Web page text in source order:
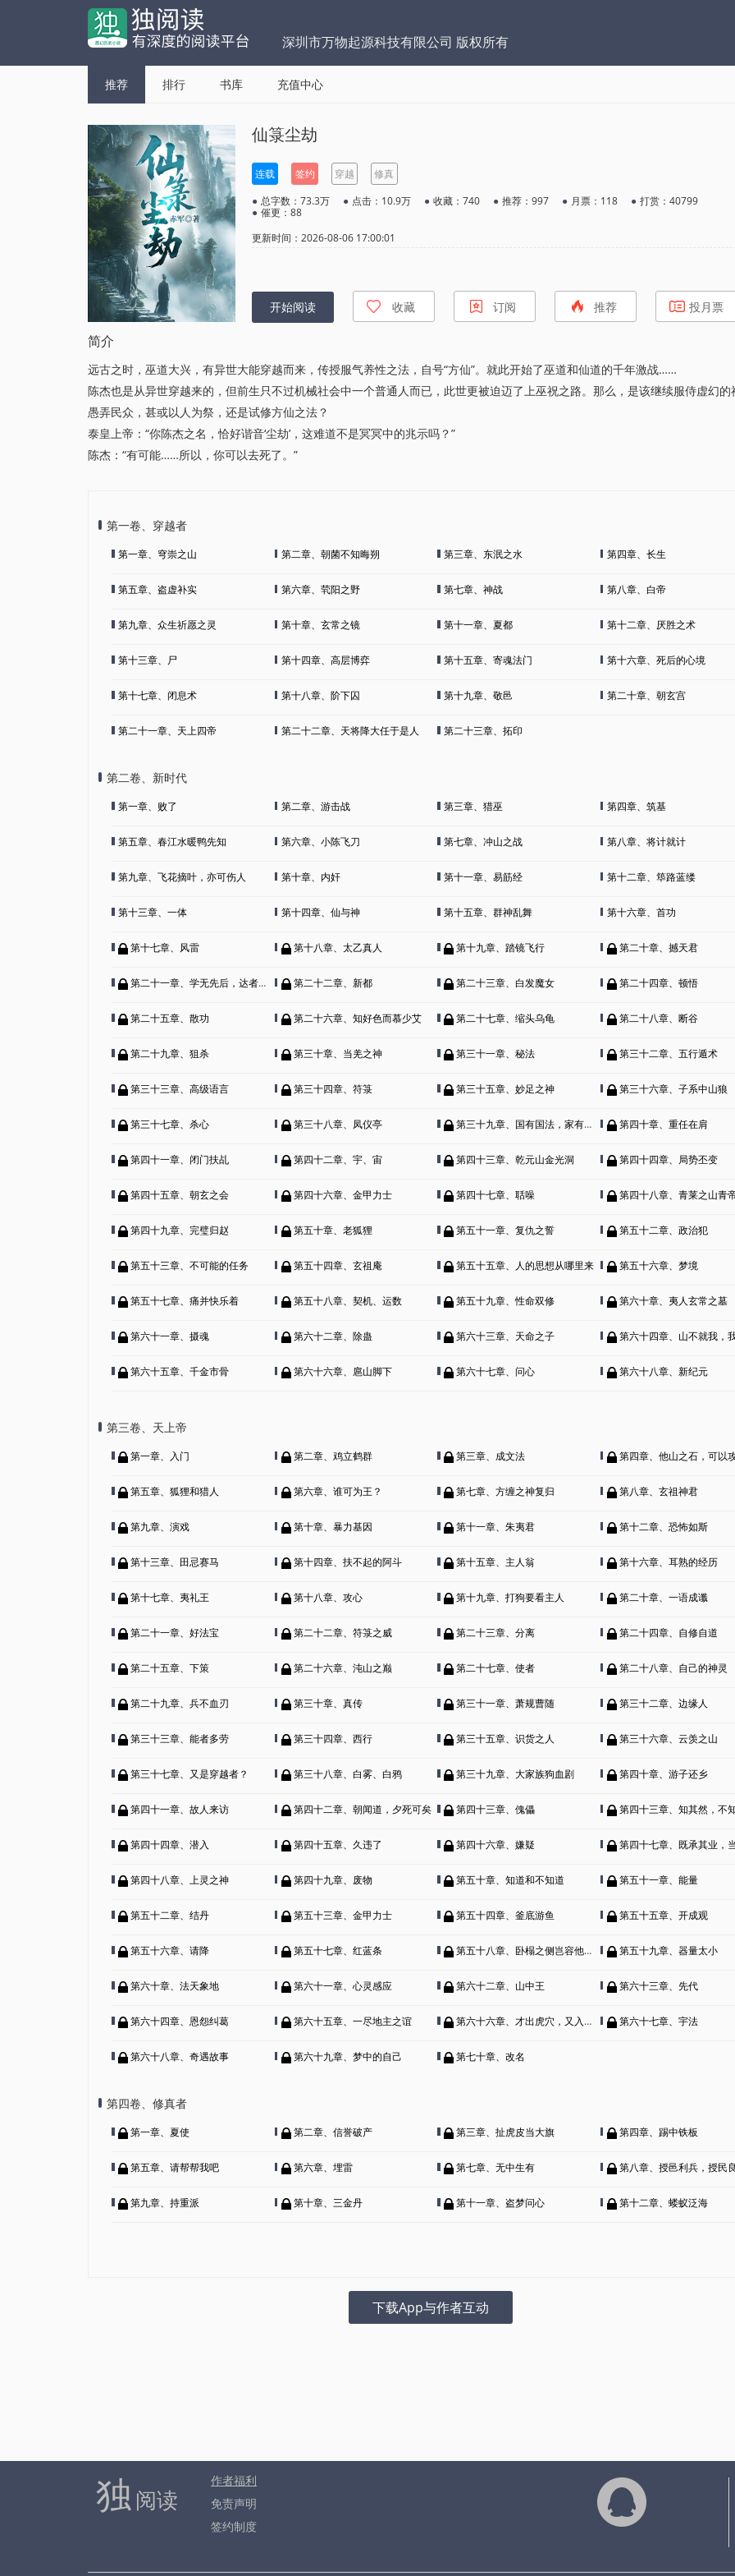
深圳市万物起源科技有限公司 版权所有
推荐 排行 书库 充值中心
仙箓尘劫
连载 签约 穿越
修真
● 总字数：73.3万 ● 点击：10.9万 ● 收藏：740 ● 推荐：997 ● 月票：118 ● 打赏：40799
● 催更：88
更新时间：2026-08-06 17:00:01
开始阅读 收藏 订阅 推荐 投月票
简介
远古之时，巫道大兴，有异世大能穿越而来，传授服气养性之法，自号“方仙”。就此开始了巫道和仙道的千年激战……
陈杰也是从异世穿越来的，但前生只不过机械社会中一个普通人而已，此世更被迫迈了上巫祝之路。那么，是该继续服侍虚幻的
愚弄民众，甚或以人为祭，还是试修方仙之法？
泰皇上帝：“你陈杰之名，恰好谐音‘尘劫’，这难道不是冥冥中的兆示吗？”
陈杰：“有可能……所以，你可以去死了。”
第一卷、穿越者
第一章、穹崇之山 第二章、朝菌不知晦朔 第三章、东泯之水 第四章、长生
第五章、盗虚补实 第六章、茕阳之野 第七章、神战 第八章、白帝
第九章、众生祈愿之灵 第十章、玄常之镜 第十一章、夏都 第十二章、厌胜之术
第十三章、尸 第十四章、高层博弈 第十五章、寄魂法门 第十六章、死后的心境
第十七章、闭息术 第十八章、阶下囚 第十九章、敬邑 第二十章、朝玄宫
第二十一章、天上四帝 第二十二章、天将降大任于是人 第二十三章、拓印
第二卷、新时代
第一章、败了 第二章、游击战 第三章、猎巫 第四章、筑基
第五章、春江水暖鸭先知 第六章、小陈飞刀 第七章、冲山之战 第八章、将计就计
第九章、飞花摘叶，亦可伤人 第十章、内奸 第十一章、易筋经 第十二章、筚路蓝缕
第十三章、一体 第十四章、仙与神 第十五章、群神乱舞 第十六章、首功
第十七章、风雷 第十八章、太乙真人 第十九章、踏镜飞行 第二十章、撼天君
第二十一章、学无先后，达者为师 第二十二章、新都 第二十三章、白发魔女 第二十四章、顿悟
第二十五章、散功 第二十六章、知好色而慕少艾 第二十七章、缩头乌龟 第二十八章、断谷
第二十九章、狙杀 第三十章、当羌之神 第三十一章、秘法 第三十二章、五行遁术
第三十三章、高级语言 第三十四章、符箓 第三十五章、妙足之神 第三十六章、子系中山狼
第三十七章、杀心 第三十八章、凤仪亭 第三十九章、国有国法，家有家规 第四十章、重任在肩
第四十一章、闭门扶乩 第四十二章、宇、宙 第四十三章、乾元山金光洞 第四十四章、局势丕变
第四十五章、朝玄之会 第四十六章、金甲力士 第四十七章、聒噪 第四十八章、青莱之山青
第四十九章、完璧归赵 第五十章、老狐狸 第五十一章、复仇之誓 第五十二章、政治犯
第五十三章、不可能的任务 第五十四章、玄祖庵 第五十五章、人的思想从哪里来 第五十六章、梦境
第五十七章、痛并快乐着 第五十八章、契机、运数 第五十九章、性命双修 第六十章、夷人玄常之墓
第六十一章、摄魂 第六十二章、除蛊 第六十三章、天命之子 第六十四章、山不就我，我去
第六十五章、千金市骨 第六十六章、扈山脚下 第六十七章、问心 第六十八章、新纪元
第三卷、天上帝
第一章、入门 第二章、鸡立鹤群 第三章、成文法 第四章、他山之石，可以
第五章、狐狸和猎人 第六章、谁可为王？ 第七章、方缠之神复归 第八章、玄祖神君
第九章、演戏 第十章、暴力基因 第十一章、朱夷君 第十二章、恐怖如斯
第十三章、田忌赛马 第十四章、扶不起的阿斗 第十五章、主人翁 第十六章、耳熟的经历
第十七章、夷礼王 第十八章、攻心 第十九章、打狗要看主人 第二十章、一语成谶
第二十一章、好法宝 第二十二章、符箓之威 第二十三章、分离 第二十四章、自修自道
第二十五章、下策 第二十六章、沌山之巅 第二十七章、使者 第二十八章、自己的神灵
第二十九章、兵不血刃 第三十章、真传 第三十一章、萧规曹随 第三十二章、边缘人
第三十三章、能者多劳 第三十四章、西行 第三十五章、识货之人 第三十六章、云羡之山
第三十七章、又是穿越者？ 第三十八章、白雾、白鸦 第三十九章、大家族狗血剧 第四十章、游子还乡
第四十一章、故人来访 第四十二章、朝闻道，夕死可矣 第四十三章、傀儡 第四十三章、知其然，不知其所
第四十四章、潜入 第四十五章、久违了 第四十六章、嫌疑 第四十七章、既承其业，当受
第四十八章、上灵之神 第四十九章、废物 第五十章、知道和不知道 第五十一章、能量
第五十二章、结丹 第五十三章、金甲力士 第五十四章、釜底游鱼 第五十五章、开成观
第五十六章、请降 第五十七章、红蓝条 第五十八章、卧榻之侧岂容他人酣睡 第五十九章、器量太小
第六十章、法天象地 第六十一章、心灵感应 第六十二章、山中王 第六十三章、先代
第六十四章、恩怨纠葛 第六十五章、一尽地主之谊 第六十六章、才出虎穴，又入狼窝 第六十七章、宇法
第六十八章、奇遇故事 第六十九章、梦中的自己 第七十章、改名
第四卷、修真者
第一章、夏使 第二章、信誉破产 第三章、扯虎皮当大旗 第四章、踢中铁板
第五章、请帮帮我吧 第六章、埋雷 第七章、无中生有 第八章、授邑利兵，授民
第九章、持重派 第十章、三金丹 第十一章、盗梦问心 第十二章、蝼蚁泛海
下载App与作者互动
独 阅读
作者福利
免责声明
签约制度